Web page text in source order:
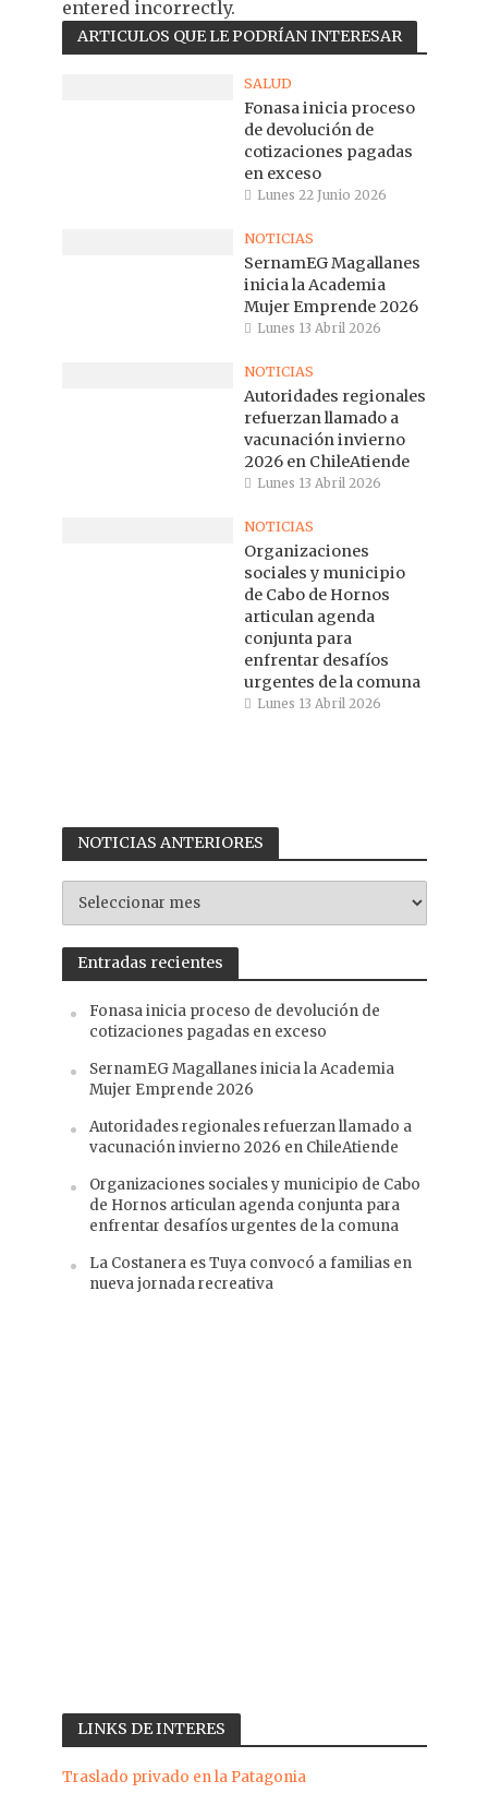
entered incorrectly.
ARTICULOS QUE LE PODRÍAN INTERESAR
SALUD
Fonasa inicia proceso
de devolución de
cotizaciones pagadas
en exceso
Lunes 22 Junio 2026
NOTICIAS
SernamEG Magallanes
inicia la Academia
Mujer Emprende 2026
Lunes 13 Abril 2026
NOTICIAS
Autoridades regionales
refuerzan llamado a
vacunación invierno
2026 en ChileAtiende
Lunes 13 Abril 2026
NOTICIAS
Organizaciones
sociales y municipio
de Cabo de Hornos
articulan agenda
conjunta para
enfrentar desafíos
urgentes de la comuna
Lunes 13 Abril 2026
NOTICIAS ANTERIORES
ANTERIORES
Entradas recientes
Fonasa inicia proceso de devolución de
cotizaciones pagadas en exceso
SernamEG Magallanes inicia la Academia
Mujer Emprende 2026
Autoridades regionales refuerzan llamado a
vacunación invierno 2026 en ChileAtiende
Organizaciones sociales y municipio de Cabo
de Hornos articulan agenda conjunta para
enfrentar desafíos urgentes de la comuna
La Costanera es Tuya convocó a familias en
nueva jornada recreativa
LINKS DE INTERES
Traslado privado en la Patagonia